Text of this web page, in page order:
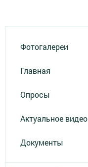
Фотогалереи
Главная
Опросы
Актуальное видео
Документы